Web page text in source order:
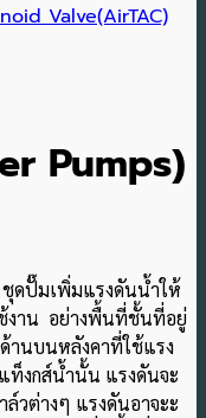
Valve(AirTAC)
Pumps)
ปั๊มเพิ่มแรงดันน้ำให้
งาน อย่างพื้นที่ชั้นที่อยู่
านบนหลังคาที่ใช้แรง
งกส์น้ำนั้น แรงดันจะ
วต่างๆ แรงดันอาจะะ